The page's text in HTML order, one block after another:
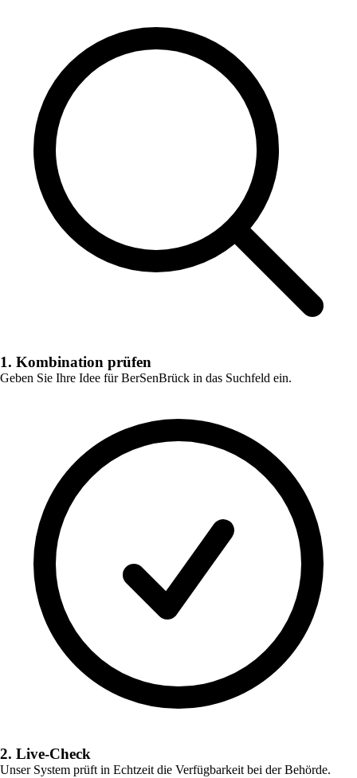
1. Kombination prüfen
Geben Sie Ihre Idee fürBerSenBrück in das Suchfeld ein.
2. Live-Check
Unser System prüft in Echtzeit die Verfügbarkeit bei der Behörde.